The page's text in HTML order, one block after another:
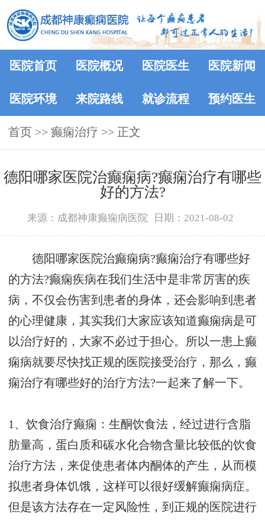
医院首页 医院概况 医院医生 医院新闻
医院环境 来院路线 就诊流程 预约医生
首页 >> 癫痫治疗 >> 正文
德阳哪家医院治癫痫病?癫痫治疗有哪些
好的方法?
来源：成都神康癫痫病医院 日期：2021-08-02
德阳哪家医院治癫痫病?癫痫治疗有哪些好
的方法?癫痫疾病在我们生活中是非常厉害的疾
病，不仅会伤害到患者的身体，还会影响到患者
的心理健康，其实我们大家应该知道癫痫病是可
以治疗好的，大家不必过于担心。所以一患上癫
痫病就要尽快找正规的医院接受治疗，那么，癫
痫治疗有哪些好的治疗方法?一起来了解一下。
1、饮食治疗癫痫：生酮饮食法，经过进行含脂
肪量高，蛋白质和碳水化合物含量比较低的饮食
治疗方法，来促使患者体内酮体的产生，从而模
拟患者身体饥饿，这样可以很好缓解癫痫病症。
但是该方法存在一定风险性，到正规的医院进行